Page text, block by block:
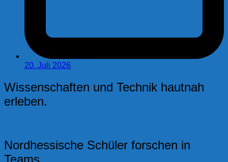
20. Juli 2026
Wissenschaften und Technik hautnah
erleben.
Nordhessische Schüler forschen in